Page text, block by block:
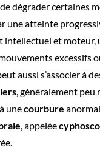
dégrader certaines
une atteinte
intellectuel et moteur,
excessifs
aussi s’associer à
, généralement peu
unecourbure
, appelée